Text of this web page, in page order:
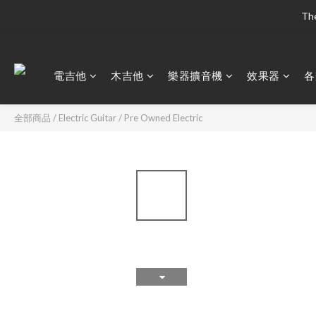
電吉他 木吉他 樂器擴音機 效果器
全部商品 / Electric Guitar/ Pre Owned Electric